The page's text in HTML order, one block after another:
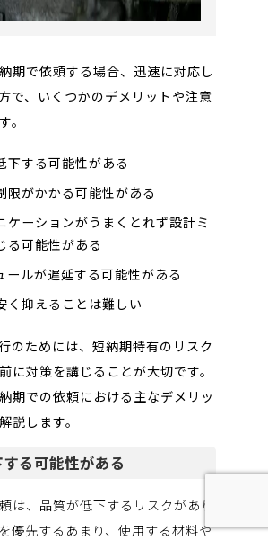
期で依頼する場合、迅速に対応し
で、いくつかのデメリットや注意
。
下する可能性がある
限がかかる可能性がある
ケーションがうまくとれず設計ミ
る可能性がある
ールが遅延する可能性がある
く抑えることは難しい
のためには、短納期特有のリスク
に対策を講じることが大切です。
期での依頼における主なデメリッ
説します。
る可能性がある
は、品質が低下するリスクがあり
優先するあまり、使用する材料や